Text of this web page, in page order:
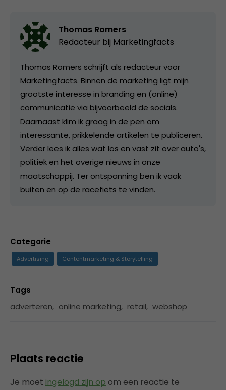
Thomas Romers
Redacteur bij Marketingfacts
Thomas Romers schrijft als redacteur voor
Marketingfacts. Binnen de marketing ligt mijn
grootste interesse in branding en (online)
communicatie via bijvoorbeeld de socials.
Daarnaast klim ik graag in de pen om
interessante, prikkelende artikelen te publiceren.
Verder lees ik alles wat los en vast zit over auto's,
politiek en het overige nieuws in onze
maatschappij. Ter ontspanning ben ik vaak
buiten en op de racefiets te vinden.
Categorie
Advertising Contentmarketing & Storytelling
Tags
adverteren, online marketing, retail, webshop
Plaats reactie
Je moet ingelogd zijn op om een reactie te